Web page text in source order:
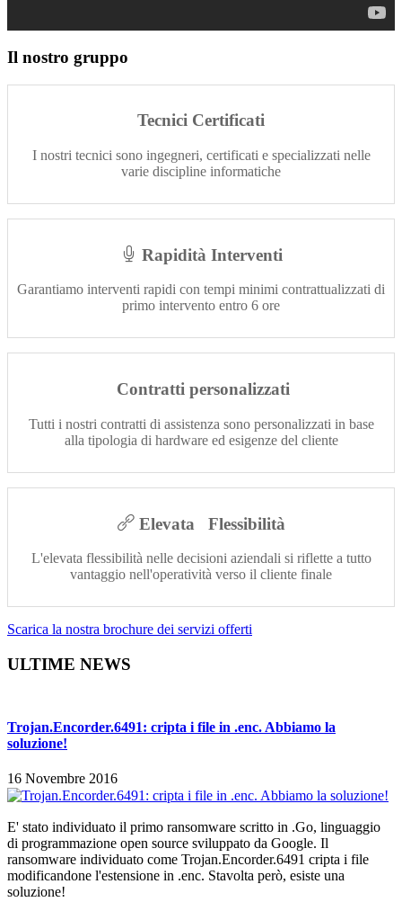
Il nostro gruppo
Tecnici Certificati
I nostri tecnici sono ingegneri, certificati e specializzati nelle
varie discipline informatiche
Rapidità Interventi
Garantiamo interventi rapidi con tempi minimi contrattualizzati di
primo intervento entro 6 ore
Contratti personalizzati
Tutti i nostri contratti di assistenza sono personalizzati in base
alla tipologia di hardware ed esigenze del cliente
Elevata Flessibilità
L'elevata flessibilità nelle decisioni aziendali si riflette a tutto
vantaggio nell'operatività verso il cliente finale
Scarica la nostra brochure dei servizi offerti
ULTIME NEWS
Trojan.Encorder.6491: cripta i file in .enc. Abbiamo la
soluzione!
16 Novembre 2016
E' stato individuato il primo ransomware scritto in .Go, linguaggio
di programmazione open source sviluppato da Google. Il
ransomware individuato come Trojan.Encorder.6491 cripta i file
modificandone l'estensione in .enc. Stavolta però, esiste una
soluzione!